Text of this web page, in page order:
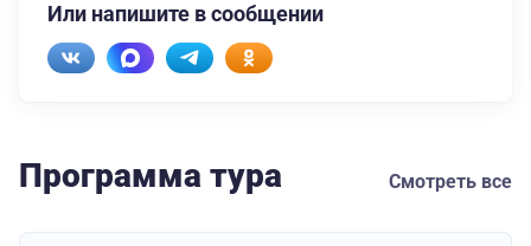
Или напишите в сообщении
Программа тура Смотреть все